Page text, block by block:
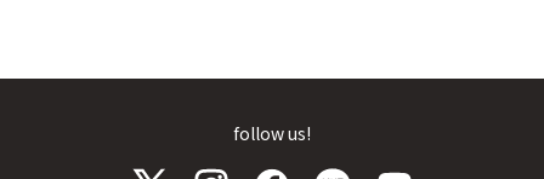
follow us!